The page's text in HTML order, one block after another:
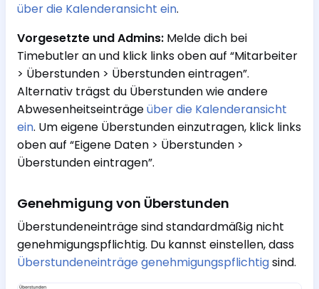
über die Kalenderansicht ein.
Vorgesetzte und Admins: Melde dich bei
Timebutler an und klick links oben auf “Mitarbeiter
> Überstunden > Überstunden eintragen”.
Alternativ trägst du Überstunden wie andere
Abwesenheitseinträgeüber die Kalenderansicht
ein. Um eigene Überstunden einzutragen, klick links
oben auf “Eigene Daten > Überstunden >
Überstunden eintragen”.
Genehmigung von Überstunden
Überstundeneinträge sind standardmäßig nicht
genehmigungspflichtig. Du kannst einstellen, dass
Überstundeneinträge genehmigungspflichtigsind.